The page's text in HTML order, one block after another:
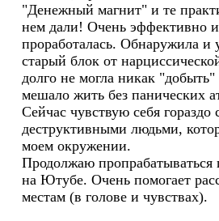
"Денежный магнит" и те
нем дали! Очень эффективно и
проработалась. Обнаружила и
старый блок от
долго не могла никак
мешало жить без панических
Сейчас чувствую себя гораздо
деструктивными людьми,
моем окружении.
Продолжаю пропрабатываться
на Ютубе. Очень помогает
местам (в голове и чувствах).